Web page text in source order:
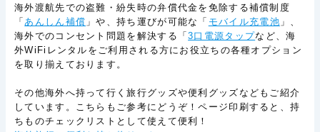
海外渡航先での盗難・紛失時の弁償代金を免除する補償制度
「あんしん補償 」や、持ち運びが可能な「 モバイル充電池 」、
海外でのコンセント問題を解決する「3口電源タップなど、海
外WiFiレンタルをご利用される方にお役立ちの各種オプション
を取り揃えております。
その他海外へ持って行く旅行グッズや便利グッズなどもご紹介
しています。こちらもご参考にどうぞ！ページ印刷すると、持
ちものチェックリストとして使えて便利！